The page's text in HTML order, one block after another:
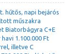
hűtős, napi bejárós
műszakra
Biatorbágyra C+E
1.100.000 Ft
illetve C